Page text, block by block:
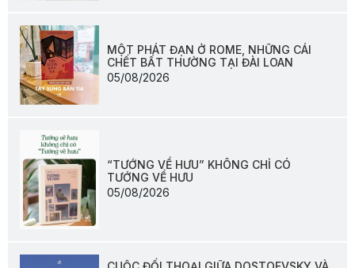
MỘT PHÁT ĐẠN Ở ROME, NHỮNG CÁI
CHẾT BẤT THƯỜNG TẠI ĐÀI LOAN
05/08/2026
“TƯỚNG VỀ HƯU” KHÔNG CHỈ CÓ
TƯỚNG VỀ HƯU
05/08/2026